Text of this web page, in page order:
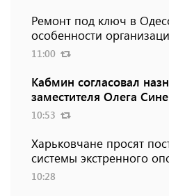
Ремонт под ключ в
особенности
11:00
Кабмин согласовал
заместителя Олега
10:53
Харьковчане просят
системы экстренного
10:28